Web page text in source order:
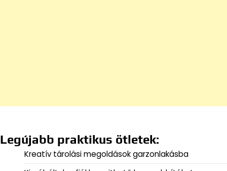
Legújabb praktikus ötletek:
Kreatív tárolási megoldások garzonlakásba